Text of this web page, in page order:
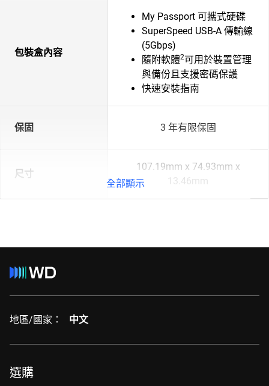
包裝盒內容
My Passport 可攜式硬碟
SuperSpeed USB-A 傳輸線
(5Gbps)
隨附軟體2可用於裝置管理
與備份且支援密碼保護
快速安裝指南
保固 3 年有限保固
尺寸
107.19mm x 74.93mm x
13.46mm
全部顯示
地區/國家： 中文
選購